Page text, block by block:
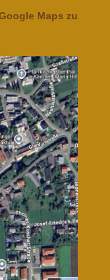
Maps zu